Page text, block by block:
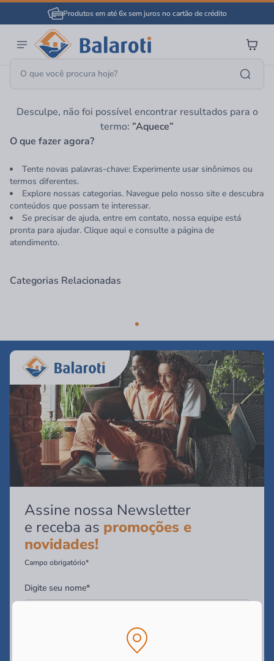
Produtos em até 6x sem juros no cartão de crédito
Página Inicial Aquece
Desculpe, não foi possível encontrar resultados para o
termo: ”Aquece”
O que fazer agora?
Tente novas palavras-chave: Experimente usar sinônimos ou
termos diferentes.
Explore nossas categorias. Navegue pelo nosso site e descubra
conteúdos que possam te interessar.
Se precisar de ajuda, entre em contato, nossa equipe está
pronta para ajudar. Clique aqui e consulte a página de
atendimento.
Categorias Relacionadas
Assine nossa Newsletter
e receba as promoções e
novidades!
Campo obrigatório*
Digite seu nome*